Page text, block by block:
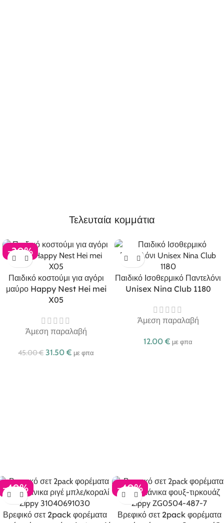
Τελευταία κομμάτια
-30%
Παιδικό κοστούμι για αγόρι
μαύρο Happy Nest Hei mei
X05
Άμεση παραλαβή
45.00€ 31.50 € με φπα
Παιδικό Ισοθερμικό Παντελόνι
Unisex Nina Club 1180
Άμεση παραλαβή
12.00 € με φπα
-40%
Βρεφικό σετ 2pack φορέματα
-40%
Βρεφικό σετ 2pack φορέματα